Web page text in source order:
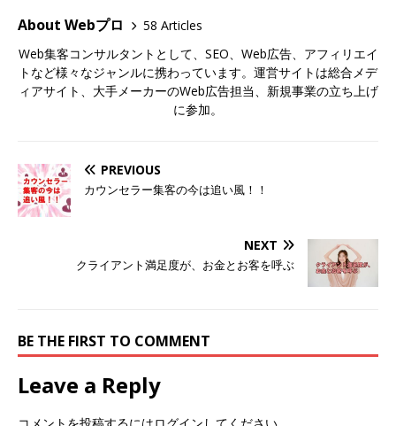
About Webプロ
58 Articles
Web集客コンサルタントとして、SEO、Web広告、アフィリエイ
トなど様々なジャンルに携わっています。運営サイトは総合メデ
ィアサイト、大手メーカーのWeb広告担当、新規事業の立ち上げ
に参加。
PREVIOUS
カウンセラー集客の今は追い風！！
NEXT
クライアント満足度が、お金とお客を呼ぶ
BE THE FIRST TO COMMENT
Leave a Reply